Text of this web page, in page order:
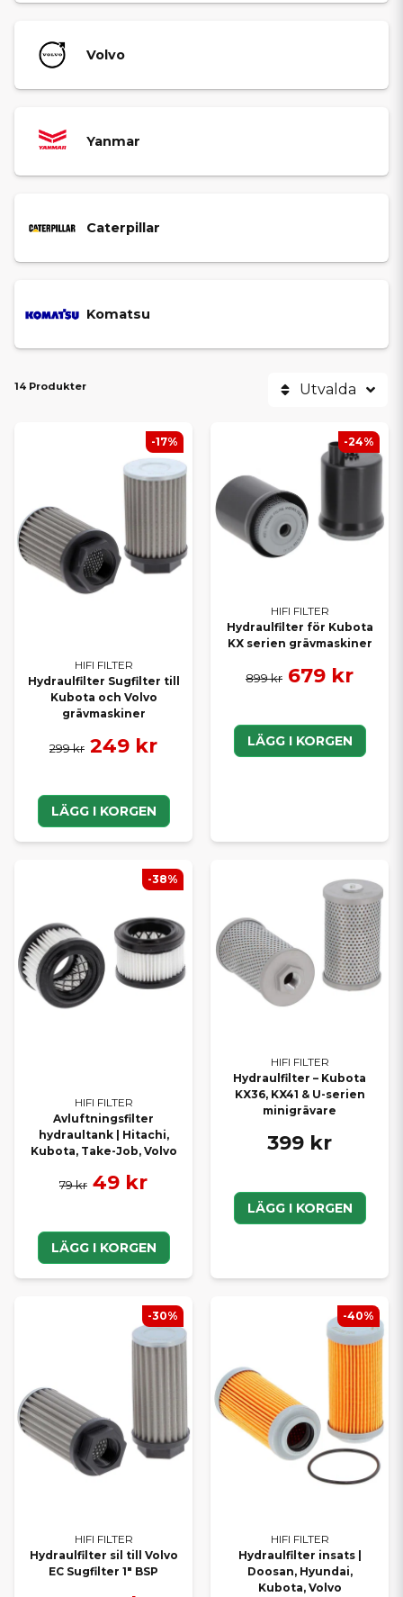
Returfilter
Ett nytt hydraulfilter förhindrar att skadliga partiklar cirkulerar i
körning, stabilt arbetstryck och minskad risk för kostsamma
grävmaskin ? Kontakta oss – vi hjälper dig gärna att välja rätt filter
Volvo
Yanmar
Caterpillar
Komatsu
14 Produkter Utvalda
HIFI FILTER
Hydraulfilter Sugfilter till
Kubota och Volvo
grävmaskiner
299 kr 249 kr
LÄGG I KORGEN
-17%
HIFI FILTER
Hydraulfilter för Kubota
KX serien grävmaskiner
899 kr 679 kr
LÄGG I KORGEN
-24%
HIFI FILTER
Avluftningsfilter
hydraultank | Hitachi,
Kubota, Take-Job, Volvo
79 kr 49 kr
LÄGG I KORGEN
-38%
HIFI FILTER
Hydraulfilter – Kubota
KX36, KX41 & U-serien
minigrävare
399 kr
LÄGG I KORGEN
HIFI FILTER
Hydraulfilter sil till Volvo
EC Sugfilter 1" BSP
-30%
HIFI FILTER
Hydraulfilter insats |
Doosan, Hyundai,
Kubota, Volvo
-40%